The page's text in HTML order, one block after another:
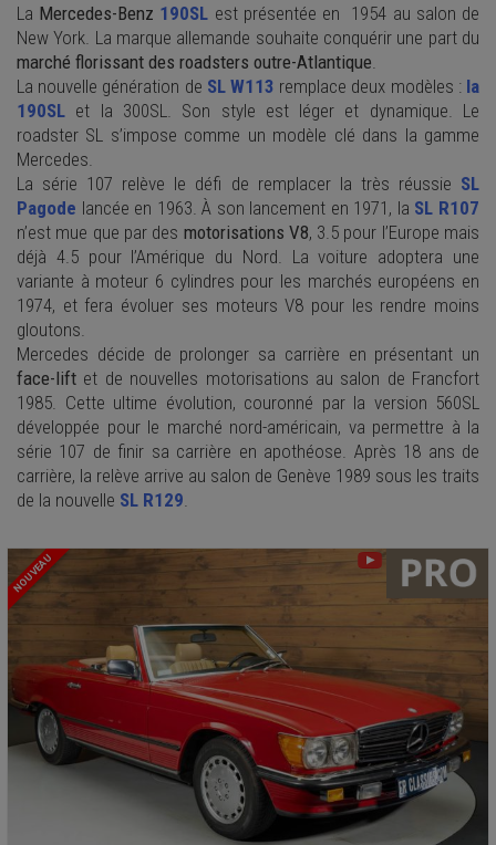
La Mercedes-Benz 190SL est présentée en 1954 au salon de
New York. La marque allemande souhaite conquérir une part du
marché florissant des roadsters outre-Atlantique
La nouvelle génération de SL W113 remplace deux modèles : la
190SL et la 300SL. Son style est léger et dynamique. Le
roadster SL s’impose comme un modèle clé dans la gamme
Mercedes.
La série 107 relève le défi de remplacer la très réussie SL
Pagode lancée en 1963. À son lancement en 1971, la SL R107
n’est mue que par des motorisations V8, 3.5 pour l’Europe mais
déjà 4.5 pour l’Amérique du Nord. La voiture adoptera une
variante à moteur 6 cylindres pour les marchés européens en
1974, et fera évoluer ses moteurs V8 pour les rendre moins
gloutons.
Mercedes décide de prolonger sa carrière en présentant un
face-lift et de nouvelles motorisations au salon de Francfort
1985. Cette ultime évolution, couronné par la version 560SL
développée pour le marché nord-américain, va permettre à la
série 107 de finir sa carrière en apothéose . Après 18 ans de
carrière, la relève arrive au salon de Genève 1989 sous les traits
de la nouvelle SL R129
NOUVEAU